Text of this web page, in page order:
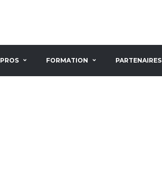
PROS FORMATION PARTENAIRES